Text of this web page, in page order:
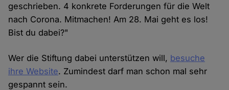
geschrieben. 4 konkrete Forderungen für die Welt
nach Corona. Mitmachen! Am 28. Mai geht es los!
Bist du dabei?"
Wer die Stiftung dabei unterstützen will, besuche
ihre Website. Zumindest darf man schon mal sehr
gespannt sein.